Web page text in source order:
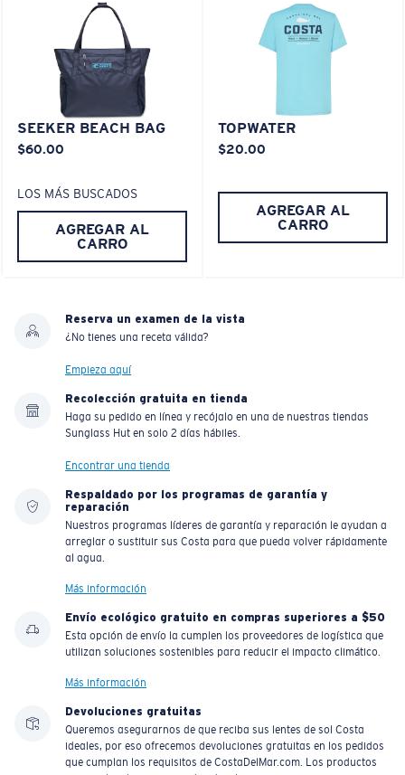
¿Se ajusta en las dos últimas posiciones?
Es posible que necesite una montura XL
SEEKER BEACH BAG
$60.00
LOS MÁS BUSCADOS
AGREGAR AL
CARRO
TOPWATER
$20.00
AGREGAR AL
CARRO
Reserva un examen de la vista
¿No tienes una receta válida?
Empieza aquí
Recolección gratuita en tienda
Haga su pedido en línea y recójalo en una de nuestras tiendas
Sunglass Hut en solo 2 días hábiles.
Encontrar una tienda
Respaldado por los programas de garantía y
reparación
Nuestros programas líderes de garantía y reparación le ayudan a
arreglar o sustituir sus Costa para que pueda volver rápidamente
al agua.
Más información
Envío ecológico gratuito en compras superiores a $50
Esta opción de envío la cumplen los proveedores de logística que
utilizan soluciones sostenibles para reducir el impacto climático.
Más información
Devoluciones gratuitas
Queremos asegurarnos de que reciba sus lentes de sol Costa
ideales, por eso ofrecemos devoluciones gratuitas en los pedidos
que cumplan los requisitos de CostaDelMar.com. Los productos